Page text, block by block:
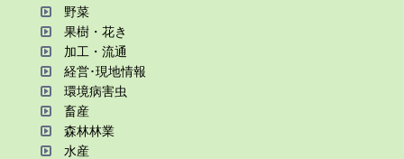
野菜
果樹・花き
加⼯・流通
経営･現地情報
環境病害⾍
畜産
森林林業
⽔産